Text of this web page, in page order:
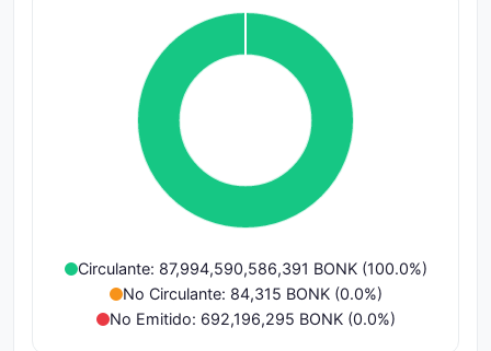
Circulante: 87,994,590,586,391 BONK (100.0%)
No Circulante: 84,315 BONK (0.0%)
No Emitido: 692,196,295 BONK (0.0%)